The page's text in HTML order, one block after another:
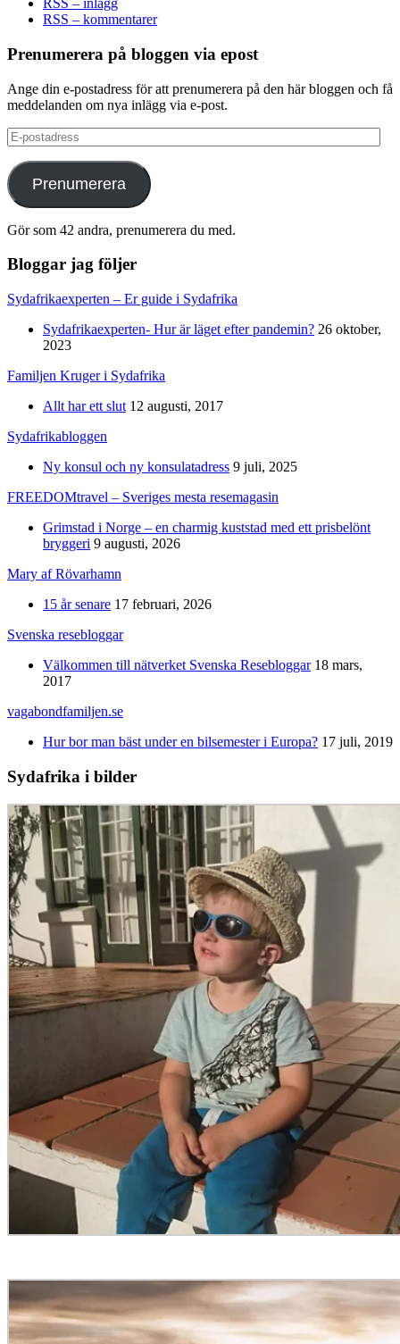
RSS – inlägg
RSS – kommentarer
Prenumerera på bloggen via epost
Ange din e-postadress för att prenumerera på den här bloggen och få
meddelanden om nya inlägg via e-post.
E-
postadress
Prenumerera
Gör som 42 andra, prenumerera du med.
Bloggar jag följer
Sydafrikaexperten – Er guide i Sydafrika
Sydafrikaexperten- Hur är läget efter pandemin? 26 oktober,
2023
Familjen Kruger i Sydafrika
Allt har ett slut 12 augusti, 2017
Sydafrikabloggen
Ny konsul och ny konsulatadress 9 juli, 2025
FREEDOMtravel – Sveriges mesta resemagasin
Grimstad i Norge – en charmig kuststad med ett prisbelönt
bryggeri 9 augusti, 2026
Mary af Rövarhamn
15 år senare 17 februari, 2026
Svenska resebloggar
Välkommen till nätverket Svenska Resebloggar 18 mars,
2017
vagabondfamiljen.se
Hur bor man bäst under en bilsemester i Europa? 17 juli, 2019
Sydafrika i bilder